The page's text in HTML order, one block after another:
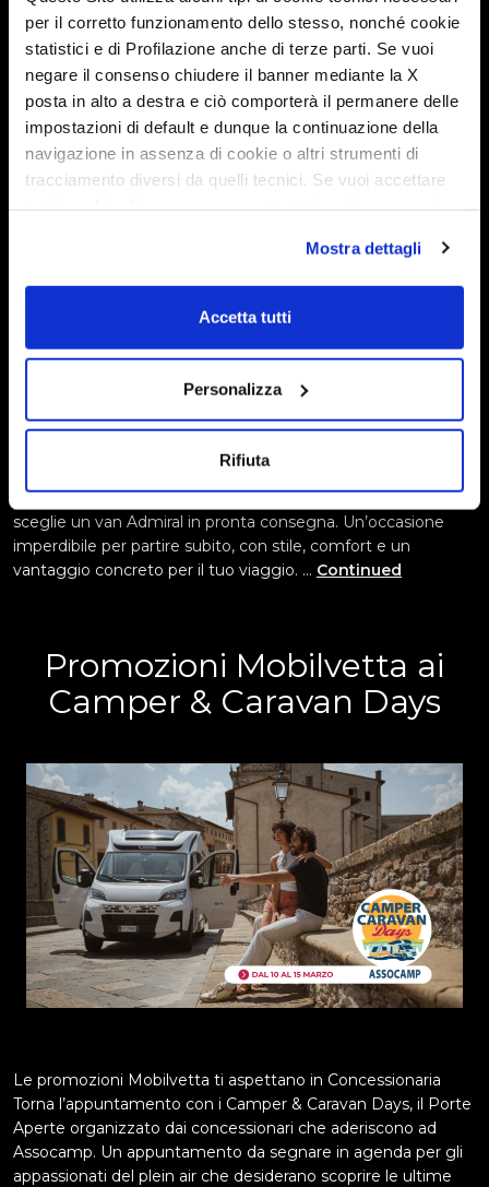
per il corretto funzionamento dello stesso, nonché cookie
statistici e di Profilazione anche di terze parti. Se vuoi
negare il consenso chiudere il banner mediante la X
posta in alto a destra e ciò comporterà il permanere delle
impostazioni di default e dunque la continuazione della
navigazione in assenza di cookie o altri strumenti di
tracciamento diversi da quelli tecnici. Se vuoi accettare
su acconsento selezionati. Se vuoi saperne di più clicca
qui. Cliccando sul tasto "Acconsento" permetti l'utilizzo
Mostra dettagli
Accetta tutti
Personalizza
Rifiuta
benzina con Mobilvetta
L’estate è il momento perfetto per mettersi in viaggio e
vivere nuove avventure. Con la nuova
dà una marcia in più: 1.000 euro in buoni benzina per chi
sceglie un van Admiral in pronta consegna. Un’occasione
imperdibile per partire subito, con stile, comfort e un
vantaggio concreto per il tuo viaggio. … Continued
Promozioni Mobilvetta ai
Camper & Caravan Days
Le promozioni Mobilvetta ti aspettano in Concessionaria
Torna l’appuntamento con i Camper & Caravan Days, il Porte
Aperte organizzato dai concessionari che aderiscono ad
Assocamp. Un appuntamento da segnare in agenda per gli
appassionati del plein air che desiderano scoprire le ultime